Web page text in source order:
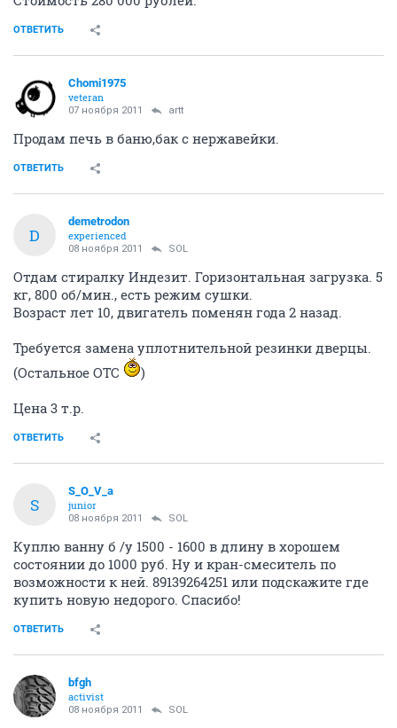
ОТВЕТИТЬ
Chomi1975
veteran
07 ноября 2011 artt
Продам печь в баню,бак с нержавейки.
ОТВЕТИТЬ
D
demetrodon
experienced
08 ноября 2011 SOL
Отдам стиралку Индезит. Горизонтальная загрузка. 5
кг, 800 об/мин., есть режим сушки.
Возраст лет 10, двигатель поменян года 2 назад.
Требуется замена уплотнительной резинки дверцы.
(Остальное ОТС
)
Цена 3 т.р.
ОТВЕТИТЬ
S
S_O_V_a
junior
08 ноября 2011 SOL
Куплю ванну б /у 1500 - 1600 в длину в хорошем
состоянии до 1000 руб. Ну и кран-смеситель по
возможности к ней. 89139264251 или подскажите где
купить новую недорого. Спасибо!
ОТВЕТИТЬ
bfgh
activist
08 ноября 2011 SOL